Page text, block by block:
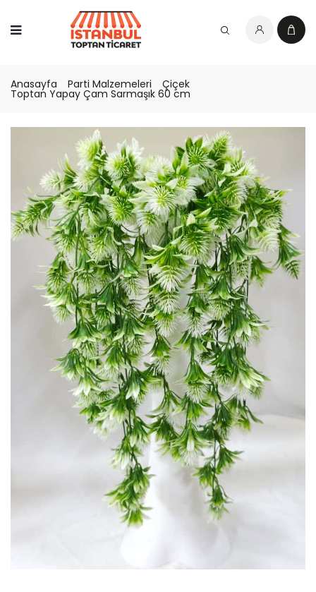
Anasayfa Parti Malzemeleri Çiçek
Toptan Yapay Çam Sarmaşık 60 cm